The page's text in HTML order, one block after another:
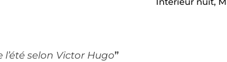
l’été selon Victor Hugo”